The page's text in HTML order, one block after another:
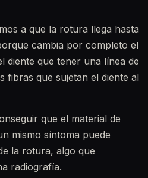
a que la rotura llega hasta
cambia por completo el
diente que tener una línea de
fibras que sujetan el diente al
que el material de
mismo síntoma puede
la rotura, algo que
radiografía.